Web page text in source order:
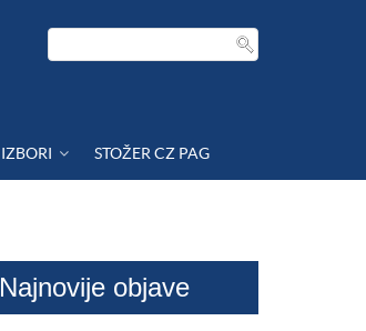
IZBORI STOŽER CZ PAG
Najnovije objave